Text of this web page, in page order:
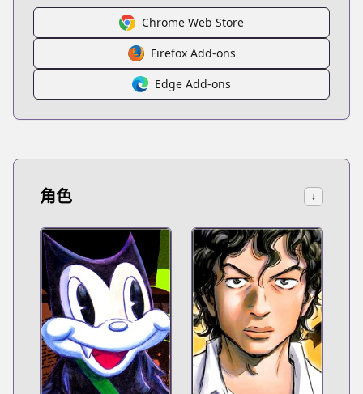
Chrome Web Store
Firefox Add-ons
Edge Add-ons
角色 ↓